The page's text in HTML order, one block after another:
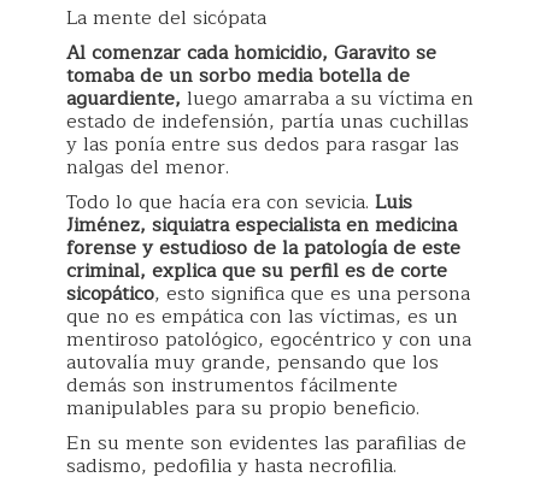
La mente del sicópata
Al comenzar cada homicidio, Garavito se
tomaba de un sorbo media botella de
aguardiente, luego amarraba a su víctima en
estado de indefensión, partía unas cuchillas
y las ponía entre sus dedos para rasgar las
nalgas del menor.
Todo lo que hacía era con sevicia. Luis
Jiménez, siquiatra especialista en medicina
forense y estudioso de la patología de este
criminal, explica que su perfil es de corte
sicopático, esto significa que es una persona
que no es empática con las víctimas, es un
mentiroso patológico, egocéntrico y con una
autovalía muy grande, pensando que los
demás son instrumentos fácilmente
manipulables para su propio beneficio.
En su mente son evidentes las parafilias de
sadismo, pedofilia y hasta necrofilia.